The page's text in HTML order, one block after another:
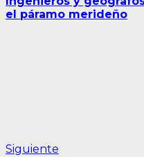
entradas
el páramo merideño
Siguiente